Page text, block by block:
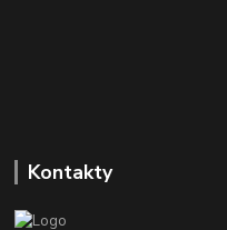
Kontakty